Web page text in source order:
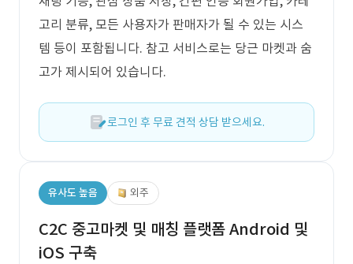
고리 분류, 모든 사용자가 판매자가 될 수 있는 시스
템 등이 포함됩니다. 참고 서비스로는 당근 마켓과 숨
고가 제시되어 있습니다.
로그인 후 무료 견적 상담 받으세요.
유사도 높음 외주
C2C 중고마켓 및 매칭 플랫폼 Android 및
iOS 구축